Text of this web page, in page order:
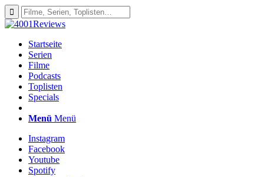
Startseite
Serien
Filme
Podcasts
Toplisten
Specials
Menü Menü
Instagram
Facebook
Youtube
Spotify